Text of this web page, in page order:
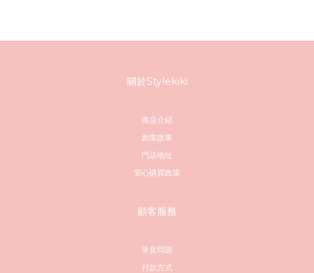
關於Stylekiki
商店介紹
創業故事
門店地址
安心購買政策
顧客服務
常見問題
付款方式